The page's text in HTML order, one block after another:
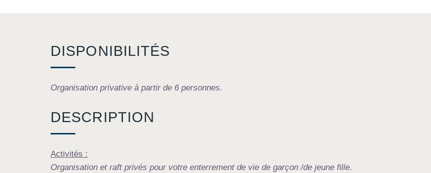
DISPONIBILITÉS
Organisation privative à partir de 6 personnes.
DESCRIPTION
Activités :
Organisation et raft privés pour votre enterrement de vie de garçon /de jeune fille.